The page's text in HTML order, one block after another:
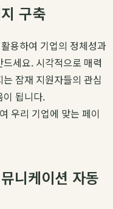
구축
용하여 기업의 정체성과
세요. 시각적으로 매력
잠재 지원자들의 관심
이 됩니다.
우리 기업에 맞는 페이
니케이션 자동